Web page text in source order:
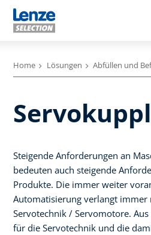
Home Lösungen Abfüllen und
Steigende Anforderungen an
bedeuten auch steigende
Produkte. Die immer weiter
Automatisierung verlangt immer
Servotechnik / Servomotore.
für die Servotechnik und die